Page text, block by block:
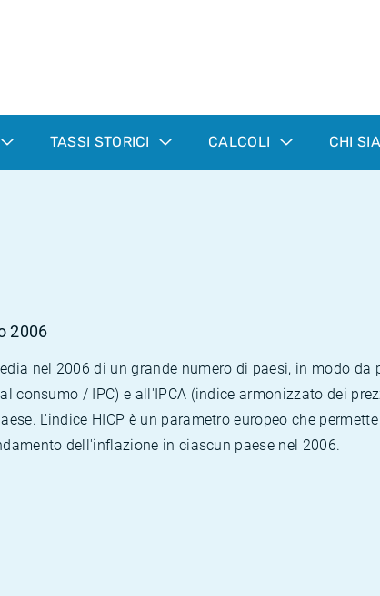
TASSI STORICI CALCOLI CHI
2006
nel 2006 di un grande numero di paesi, in modo da
consumo / IPC) e all'IPCA (indice armonizzato dei
L'indice HICP è un parametro europeo che
dell'inflazione in ciascun paese nel 2006.